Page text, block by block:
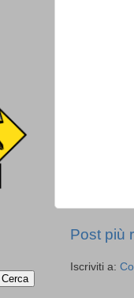
Post più
Iscriviti a: